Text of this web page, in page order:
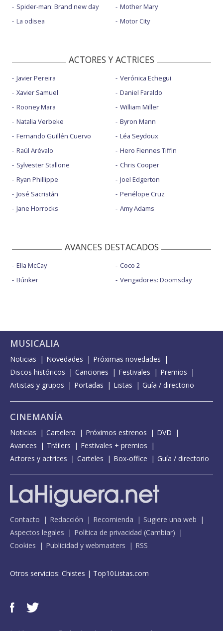
Spider-man: Brand new day
La odisea
Mother Mary
Motor City
ACTORES Y ACTRICES
Javier Pereira
Xavier Samuel
Rooney Mara
Natalia Verbeke
Fernando Guillén Cuervo
Raúl Arévalo
Sylvester Stallone
Ryan Phillippe
José Sacristán
Jane Horrocks
Verónica Echegui
Daniel Faraldo
William Miller
Byron Mann
Léa Seydoux
Hero Fiennes Tiffin
Chris Cooper
Joel Edgerton
Penélope Cruz
Amy Adams
AVANCES DESTACADOS
Ella McCay
Búnker
Coco 2
Vengadores: Doomsday
MUSICALIA
Noticias Novedades
Próximas novedades
Discos históricos
Canciones Festivales
Premios
Artistas y grupos
Portadas Listas Guía / directorio
CINEMANÍA
Noticias Cartelera Próximos estrenos
DVD
Avances
Tráilers
Festivales + premios
Actores y actrices
Carteles Box-office Guía / directorio
Contacto Redacción Recomienda
Sugiere una web
Aspectos legales
Política de privacidad (Cambiar)
Cookies
Publicidad y webmasters RSS
Otros servicios: Chistes | Top10Listas.com